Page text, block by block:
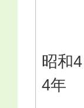
昭和4
4年